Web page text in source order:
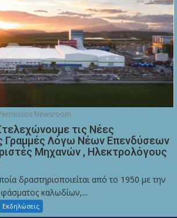
Newsroom
τις Νέες
Γραμμές Λόγω Νέων Επενδύσεων
Μηχανών , Ηλεκτρολόγους
δραστηριοποιείται από το 1950 με την
καλωδίων,...
Εκδηλώσεις